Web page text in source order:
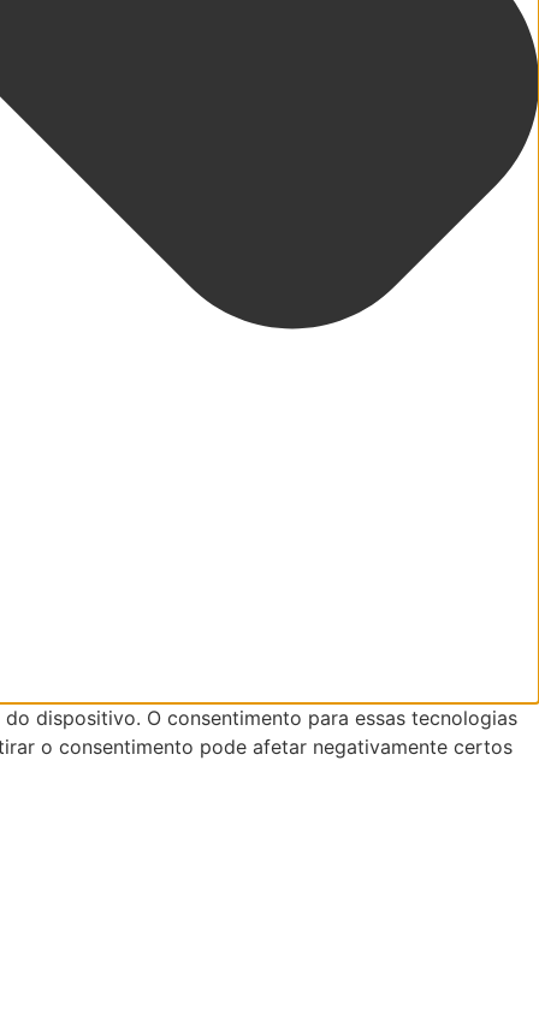
dispositivo. O consentimento para essas tecnologias
o consentimento pode afetar negativamente certos